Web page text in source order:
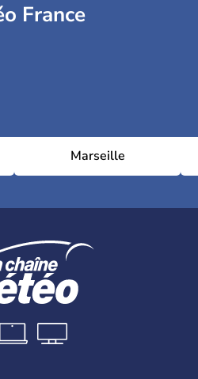
France
Marseille